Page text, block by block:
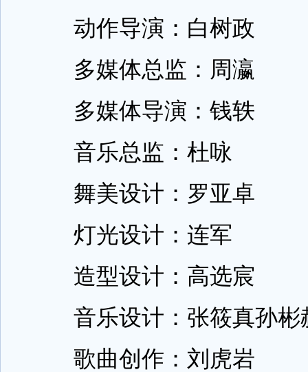
动作导演：白树政
多媒体总监：周瀛
多媒体导演：钱轶
音乐总监：杜咏
舞美设计：罗亚卓
灯光设计：连军
造型设计：高选宸
音乐设计：张筱真孙彬
歌曲创作：刘虎岩